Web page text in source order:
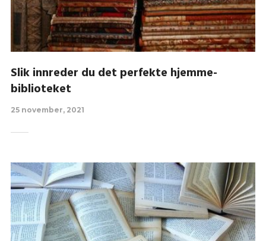
Slik innreder du det perfekte hjemme-
biblioteket
25 november, 2021